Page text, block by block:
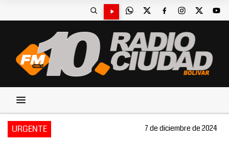
URGENTE 7 de diciembre de 2024